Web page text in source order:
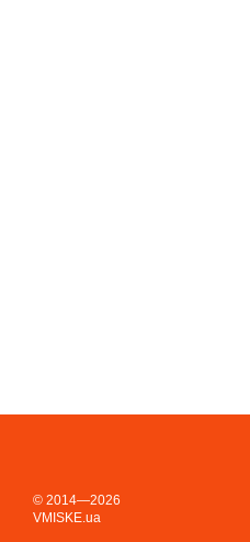
© 2014—2026
VMISKE.ua